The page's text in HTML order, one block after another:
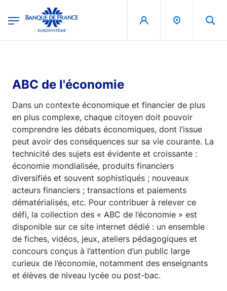
Banque de France - Menu Principal
ABC de l'économie
Dans un contexte économique et financier de plus
en plus complexe, chaque citoyen doit pouvoir
comprendre les débats économiques, dont l’issue
peut avoir des conséquences sur sa vie courante. La
technicité des sujets est évidente et croissante :
économie mondialisée, produits financiers
diversifiés et souvent sophistiqués ; nouveaux
acteurs financiers ; transactions et paiements
dématérialisés, etc. Pour contribuer à relever ce
défi, la collection des « ABC de l’économie » est
disponible sur ce site internet dédié : un ensemble
de fiches, vidéos, jeux, ateliers pédagogiques et
concours conçus à l’attention d’un public large
curieux de l’économie, notamment des enseignants
et élèves de niveau lycée ou post-bac.